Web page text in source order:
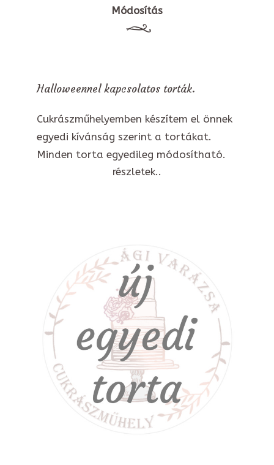
Módosítás
Halloweennel kapcsolatos torták.
Cukrászműhelyemben készítem el önnek
egyedi kívánság szerint a tortákat.
Minden torta egyedileg módosítható.
részletek..